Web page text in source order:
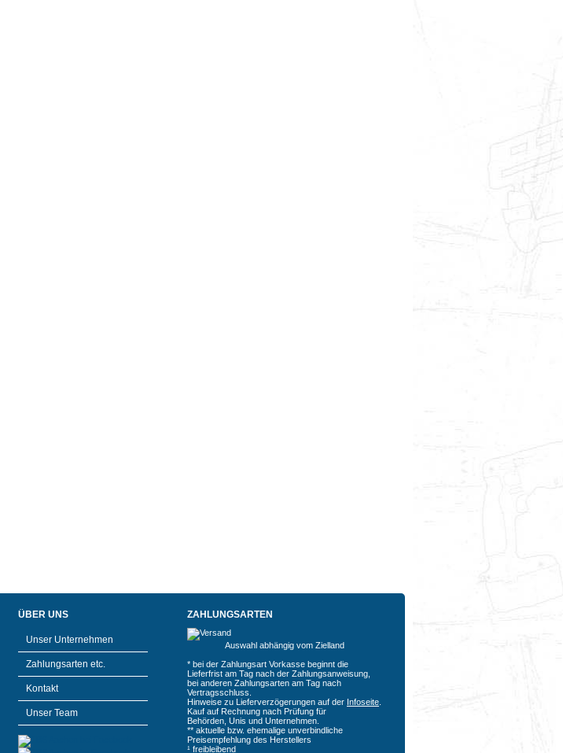
ÜBER UNS
Unser Unternehmen
Zahlungsarten etc.
Kontakt
Unser Team
ZAHLUNGSARTEN
Auswahl abhängig vom Zielland
* bei der Zahlungsart Vorkasse beginnt die
Lieferfrist am Tag nach der Zahlungsanweisung,
bei anderen Zahlungsarten am Tag nach
Vertragsschluss.
Hinweise zu Lieferverzögerungen auf der Infoseite
Kauf auf Rechnung nach Prüfung für
Behörden, Unis und Unternehmen.
** aktuelle bzw. ehemalige unverbindliche
Preisempfehlung des Herstellers
¹ freibleibend